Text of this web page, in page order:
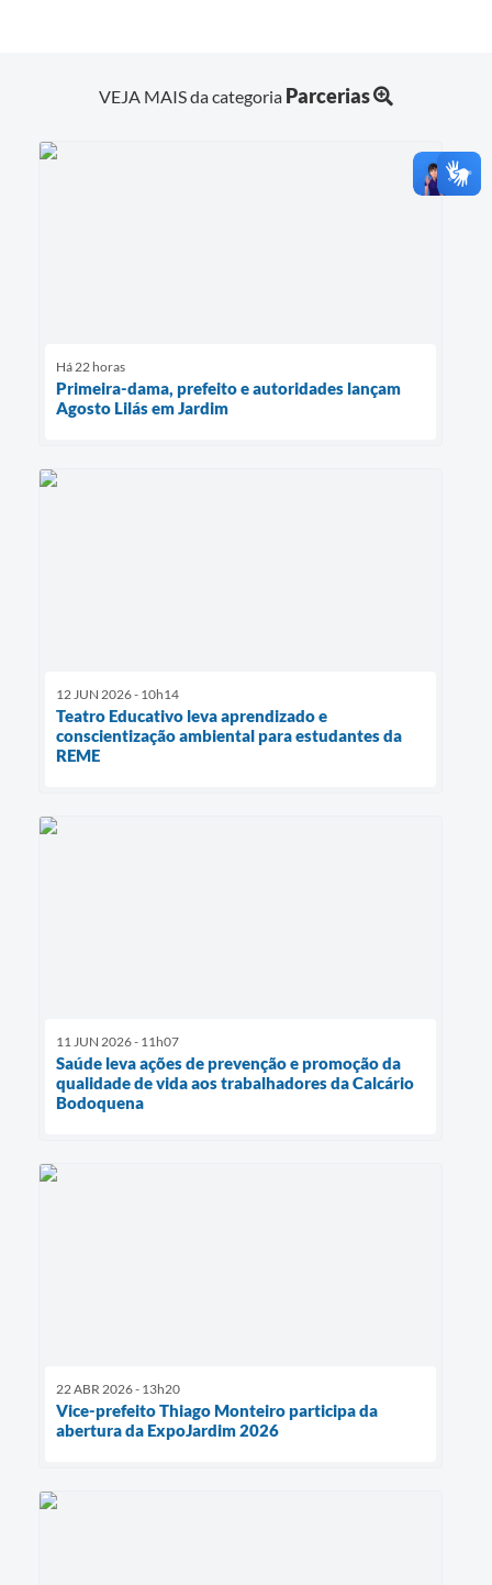
VEJA MAIS da categoria Parcerias
Há 22 horas
Primeira-dama, prefeito e autoridades lançam
Agosto Lilás em Jardim
12 JUN 2026 - 10h14
Teatro Educativo leva aprendizado e
conscientização ambiental para estudantes da
REME
11 JUN 2026 - 11h07
Saúde leva ações de prevenção e promoção da
qualidade de vida aos trabalhadores da Calcário
Bodoquena
22 ABR 2026 - 13h20
Vice-prefeito Thiago Monteiro participa da
abertura da ExpoJardim 2026